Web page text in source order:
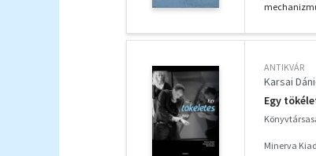
ANTIKVÁR
Karsai
Egy
Minerva